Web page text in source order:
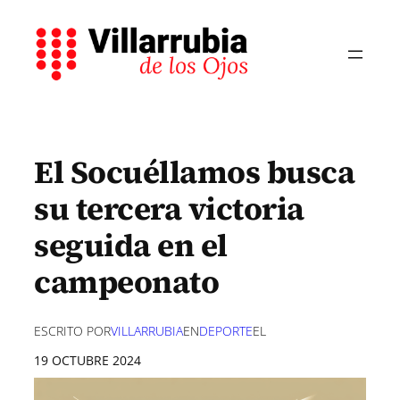
contenido
El Socuéllamos busca
su tercera victoria
seguida en el
campeonato
ESCRITO PORVILLARRUBIAENDEPORTEEL
19 OCTUBRE 2024